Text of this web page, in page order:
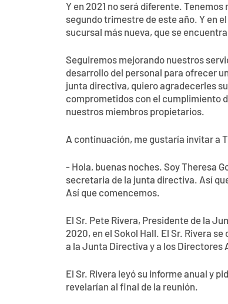
Y en 2021 no será diferente.
segundo trimestre de este año. Y en
sucursal más nueva, que se
Seguiremos mejorando nuestros
desarrollo del personal para ofrecer
junta directiva, quiero agradecerles
comprometidos con el cumplimiento
nuestros miembros propietarios.
A continuación, me gustaría invitar a
- Hola, buenas noches. Soy Theresa
secretaria de la junta directiva. Así
Así que comencemos.
El Sr. Pete Rivera, Presidente de la
2020, en el Sokol Hall. El Sr. Rivera
a la Junta Directiva y a los Directores
El Sr. Rivera leyó su informe anual y
revelarían al final de la reunión.